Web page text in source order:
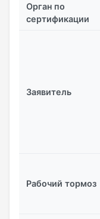
Орган по
сертификации
Заявитель
Рабочий тормоз